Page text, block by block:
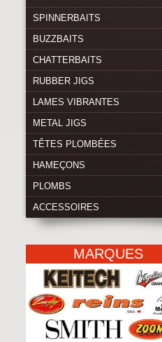
SPINNERBAITS
BUZZBAITS
CHATTERBAITS
RUBBER JIGS
LAMES VIBRANTES
METAL JIGS
TÊTES PLOMBÉES
HAMEÇONS
PLOMBS
ACCESSOIRES
MARQUES